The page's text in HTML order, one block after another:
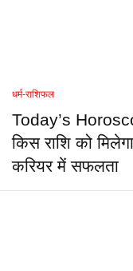
धर्म-राशिफल
Today’s
किस राशि को
करियर में सफलता